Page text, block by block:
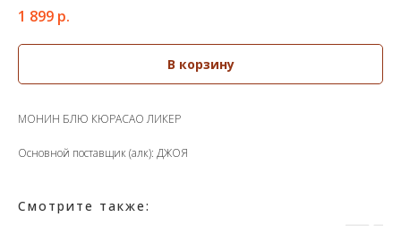
1 899 р.
В корзину
МОНИН БЛЮ КЮРАСАО ЛИКЕР
Основной поставщик (алк): ДЖОЯ
Смотрите также: